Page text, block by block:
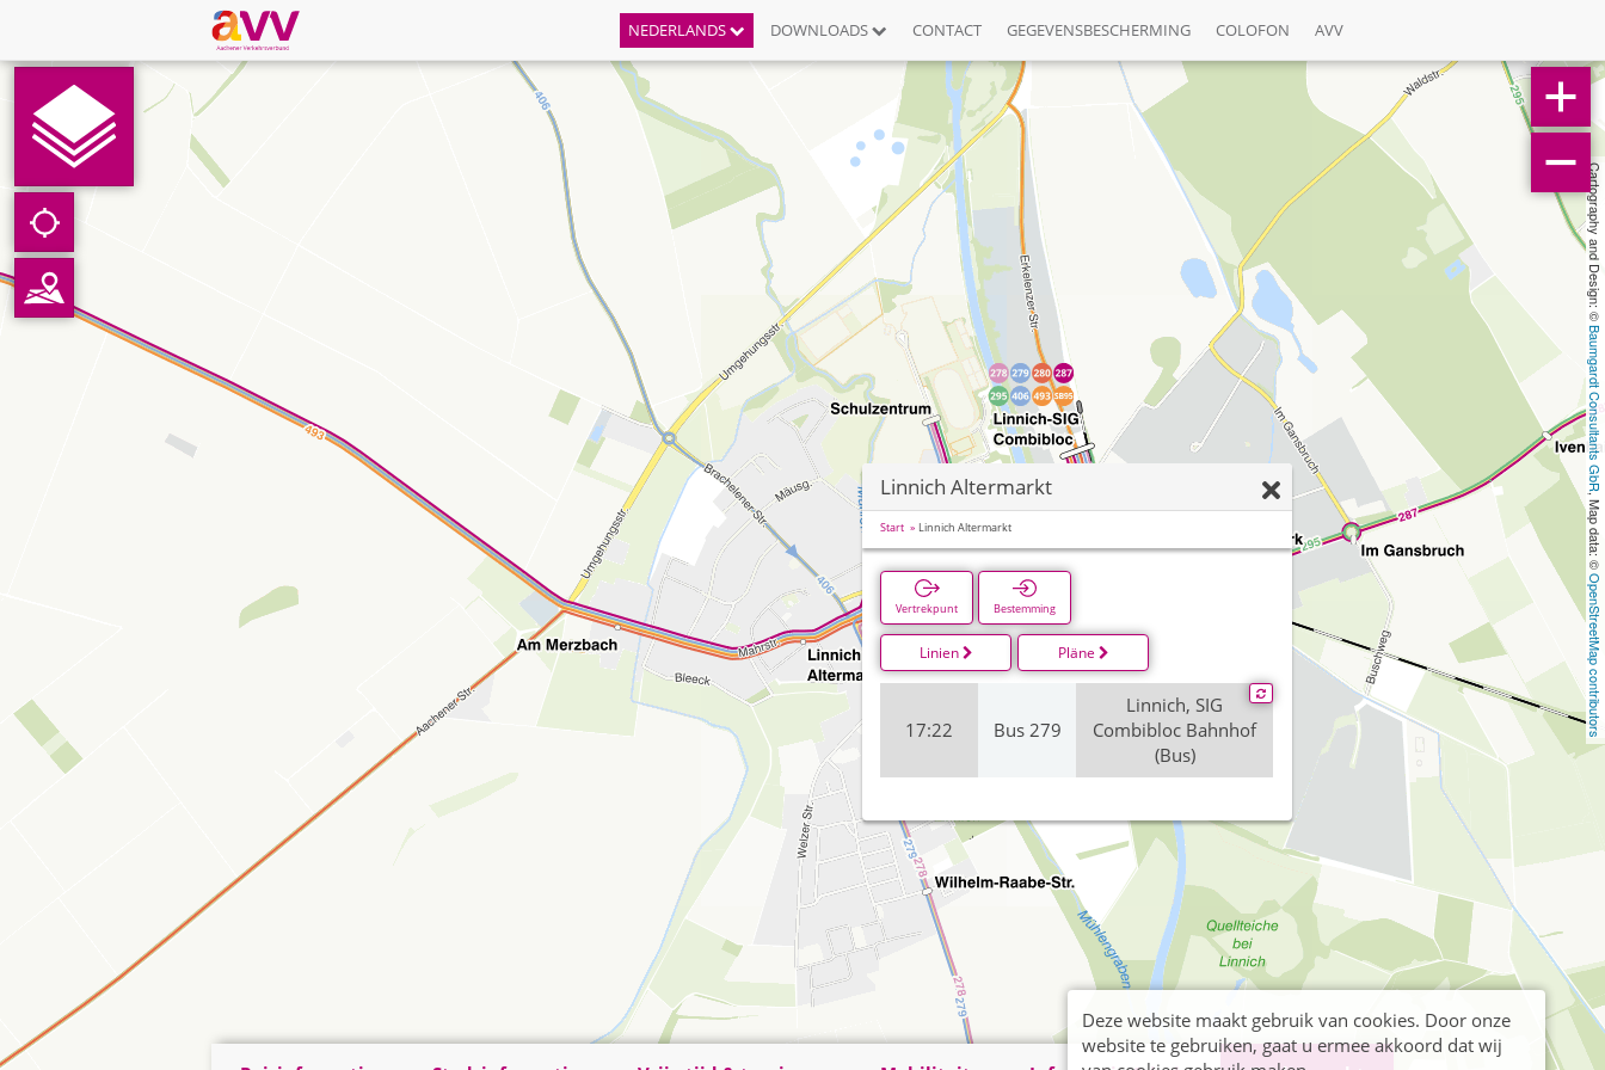
NEDERLANDS DOWNLOADS CONTACT GEGEVENSBESCHERMING COLOFON AVV
Cartography and Design: ©
Baumgardt Consultants GbR
, Map data: ©
OpenStreetMap contributors
Linnich Altermarkt
Start Linnich Altermarkt
Vertrekpunt Bestemming
Linien Pläne
17:22 Bus 279
Linnich, SIG
Combibloc Bahnhof
(Bus)
Deze website maakt gebruik van cookies. Door onze
website te gebruiken, gaat u ermee akkoord dat wij